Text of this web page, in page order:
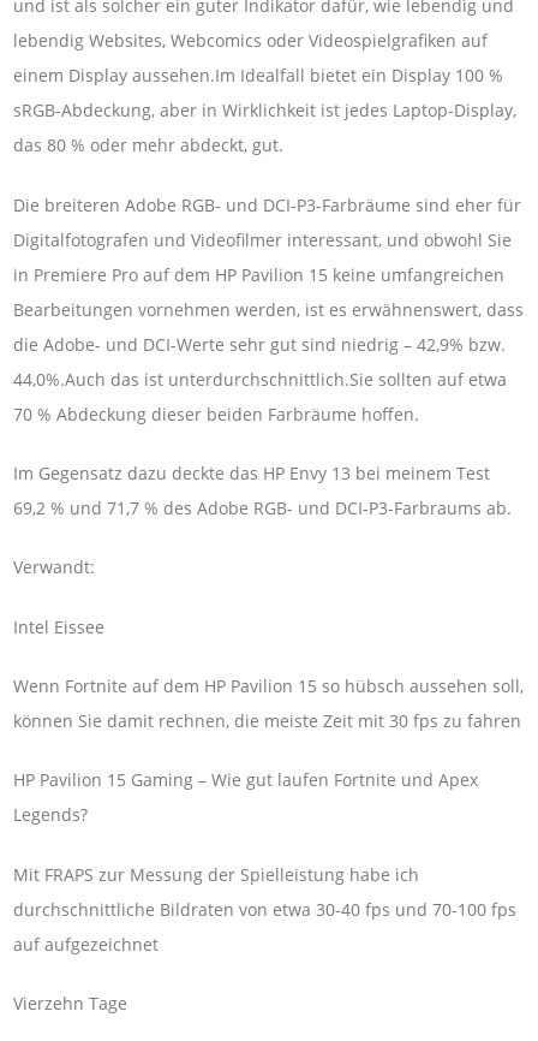
und ist als solcher ein guter Indikator dafür, wie lebendig und
lebendig Websites, Webcomics oder Videospielgrafiken auf
einem Display aussehen.Im Idealfall bietet ein Display 100 %
sRGB-Abdeckung, aber in Wirklichkeit ist jedes Laptop-Display,
das 80 % oder mehr abdeckt, gut.
Die breiteren Adobe RGB- und DCI-P3-Farbräume sind eher für
Digitalfotografen und Videofilmer interessant, und obwohl Sie
in Premiere Pro auf dem HP Pavilion 15 keine umfangreichen
Bearbeitungen vornehmen werden, ist es erwähnenswert, dass
die Adobe- und DCI-Werte sehr gut sind niedrig – 42,9% bzw.
44,0%.Auch das ist unterdurchschnittlich.Sie sollten auf etwa
70 % Abdeckung dieser beiden Farbräume hoffen.
Im Gegensatz dazu deckte das HP Envy 13 bei meinem Test
69,2 % und 71,7 % des Adobe RGB- und DCI-P3-Farbraums ab.
Verwandt:
Intel Eissee
Wenn Fortnite auf dem HP Pavilion 15 so hübsch aussehen soll,
können Sie damit rechnen, die meiste Zeit mit 30 fps zu fahren
HP Pavilion 15 Gaming – Wie gut laufen Fortnite und Apex
Legends?
Mit FRAPS zur Messung der Spielleistung habe ich
durchschnittliche Bildraten von etwa 30-40 fps und 70-100 fps
auf aufgezeichnet
Vierzehn Tage